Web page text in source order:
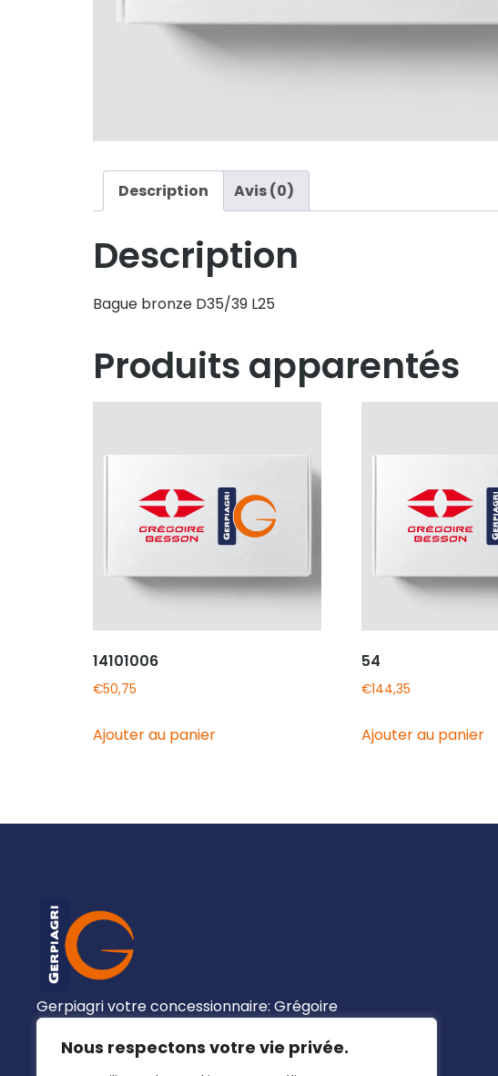
Nous respectons votre vie privée.
Description Avis (0)
Description
Bague bronze D35/39 L25
Produits apparentés
14101006
€50,75
Ajouter au panier
54
€144,35
Ajouter au panier
Gerpiagri votre concessionnaire: Grégoire
Clemens, …